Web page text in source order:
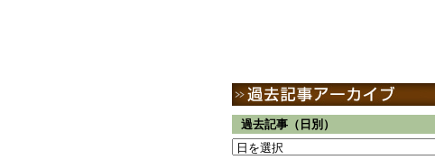
過去記事（日別）